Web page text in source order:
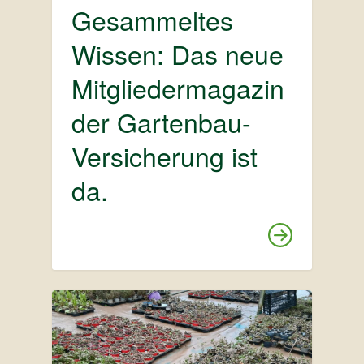
Gesammeltes
Wissen: Das neue
Mitgliedermagazin
der Gartenbau-
Versicherung ist
da.